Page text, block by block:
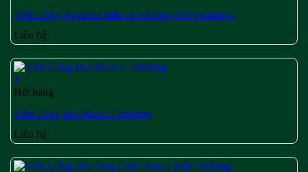
Viên Uống Squalene hữu cơ 1000mg với Vitamin E
Liên hệ
+
Hết hàng
Viên Uống Bio-Maxi C 1000mg
Liên hệ